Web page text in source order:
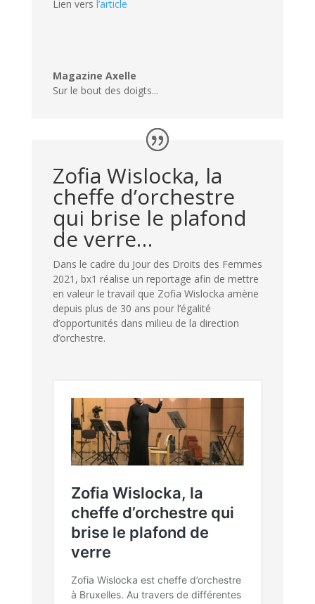
Lien vers l’article
Magazine Axelle
Sur le bout des doigts...
Zofia Wislocka, la
cheffe d’orchestre
qui brise le plafond
de verre…
Dans le cadre du Jour des Droits des Femmes
2021, bx1 réalise un reportage afin de mettre
en valeur le travail que Zofia Wislocka amène
depuis plus de 30 ans pour l’égalité
d’opportunités dans milieu de la direction
d’orchestre.